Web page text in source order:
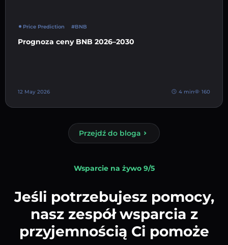
Price Prediction #BNB
Prognoza ceny BNB 2026–2030
12 May 2026 4 min 160
Przejdź do bloga
Wsparcie na żywo 9/5
Jeśli potrzebujesz pomocy,
nasz zespół wsparcia z
przyjemnością Ci pomoże